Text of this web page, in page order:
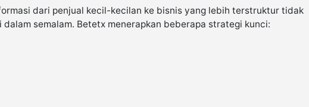
dari penjual kecil-kecilan ke bisnis yang lebih terstruktur tidak
dalam semalam. Betetx menerapkan beberapa strategi kunci: